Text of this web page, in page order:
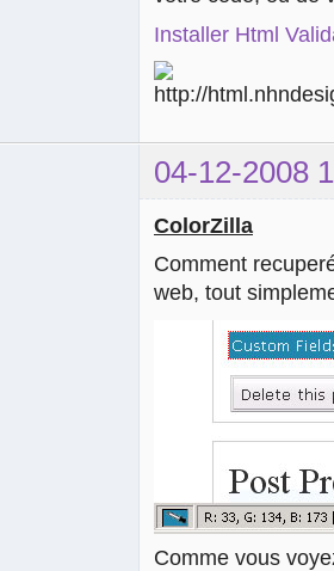
Installer Html
04-12-2008
ColorZilla
Comment
web, tout
Comme vous